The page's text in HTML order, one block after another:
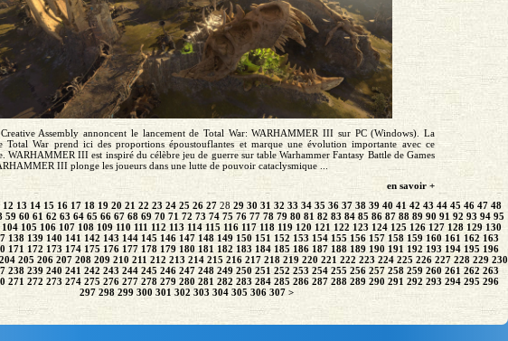
Assembly annoncent le lancement de Total War: WARHAMMER III sur PC (Windows). La
Total War prend ici des proportions époustouflantes et marque une évolution importante avec ce
WARHAMMER III est inspiré du célèbre jeu de guerre sur table Warhammer Fantasy Battle de Games
III plonge les joueurs dans une lutte de pouvoir cataclysmique ...
en savoir +
12 13 14 15 16 17 18 19 20 21 22 23 24 25 26 2728 29 30 31 32 33 34 35 36 37 38 39 40 41 42 43 44 45 46 47 48
59 60 61 62 63 64 65 66 67 68 69 70 71 72 73 74 75 76 77 78 79 80 81 82 83 84 85 86 87 88 89 90 91 92 93 94 95
104 105 106 107 108 109 110 111 112 113 114 115 116 117 118 119 120 121 122 123 124 125 126 127 128 129 130
138 139 140 141 142 143 144 145 146 147 148 149 150 151 152 153 154 155 156 157 158 159 160 161 162 163
171 172 173 174 175 176 177 178 179 180 181 182 183 184 185 186 187 188 189 190 191 192 193 194 195 196
204 205 206 207 208 209 210 211 212 213 214 215 216 217 218 219 220 221 222 223 224 225 226 227 228 229 230
238 239 240 241 242 243 244 245 246 247 248 249 250 251 252 253 254 255 256 257 258 259 260 261 262 263
271 272 273 274 275 276 277 278 279 280 281 282 283 284 285 286 287 288 289 290 291 292 293 294 295 296
297 298 299 300 301 302 303 304 305 306 307 >